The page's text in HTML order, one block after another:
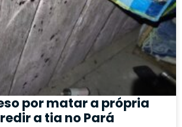
por matar a própria
a tia no Pará